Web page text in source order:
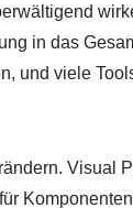
in das
und viele
Visual